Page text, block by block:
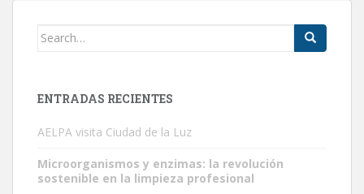
Search
ENTRADAS RECIENTES
AELPA visita Ciudad de la Luz
Microorganismos y enzimas: la revolución
sostenible en la limpieza profesional